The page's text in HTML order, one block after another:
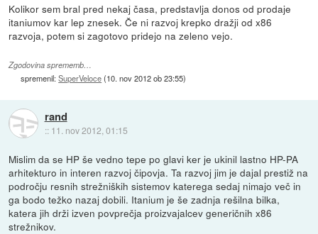
Kolikor sem bral pred nekaj časa, predstavlja donos od prodaje
itaniumov kar lep znesek. Če ni razvoj krepko dražji od x86
razvoja, potem si zagotovo pridejo na zeleno vejo.
Zgodovina sprememb…
spremenil:SuperVeloce(10. nov 2012 ob 23:55)
rand
:: 11. nov 2012, 01:15
Mislim da se HP še vedno tepe po glavi ker je ukinil lastno HP-PA
arhitekturo in interen razvoj čipovja. Ta razvoj jim je dajal prestiž na
področju resnih strežniških sistemov katerega sedaj nimajo več in
ga bodo težko nazaj dobili. Itanium je še zadnja rešilna bilka,
katera jih drži izven povprečja proizvajalcev generičnih x86
strežnikov.